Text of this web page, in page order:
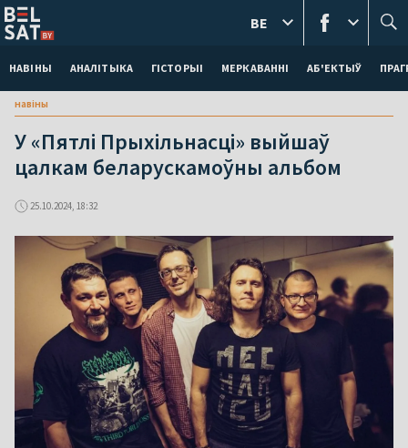
НАВІНЫ АНАЛІТЫКА ГІСТОРЫІ МЕРКАВАННI АБ'ЕКТЫЎ
BE
навіны
У «Пятлі Прыхільнасці» выйшаў
цалкам беларускамоўны альбом
25.10.2024, 18:32